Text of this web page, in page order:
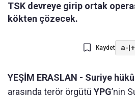
TSK devreye girip ortak
kökten çözecek.
Kaydet a-|
YEŞİM ERASLAN - Suriye
arasında terör örgütü YPG’nin